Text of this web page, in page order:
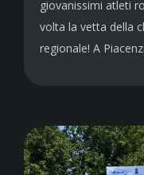
giovanissimi atleti
volta la vetta della
regionale! A